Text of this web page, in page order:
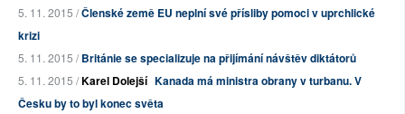
5. 11. 2015 /Členské země EU neplní své přísliby pomoci v uprchlické
krizi
5. 11. 2015 /Británie se specializuje na přijímání návštěv diktátorů
5. 11. 2015 /Karel Dolejší Kanada má ministra obrany v turbanu. V
Česku by to byl konec světa